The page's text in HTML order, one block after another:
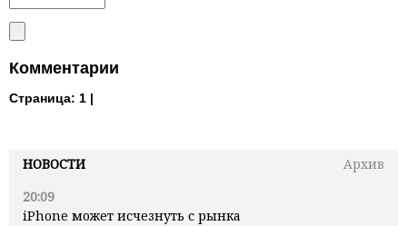
НОВОСТИ
Архив
20:09
iPhone может исчезнуть с рынка
Комментарии
Страница: 1 |